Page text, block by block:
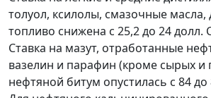
толуол, ксилолы, смазочные масла,
топливо снижена с 25,2 до 24 долл.
Ставка на мазут, отработанные
вазелин и парафин (кроме сырых и
нефтяной битум опустилась с 84